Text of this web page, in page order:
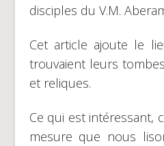
disciples du V.M.
Cet article ajoute le
trouvaient leurs
et reliques.
Ce qui est intéressant,
mesure que nous